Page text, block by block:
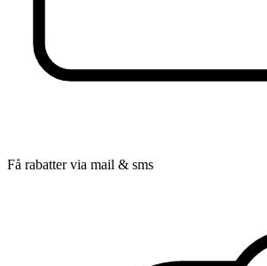
Få rabatter via mail & sms